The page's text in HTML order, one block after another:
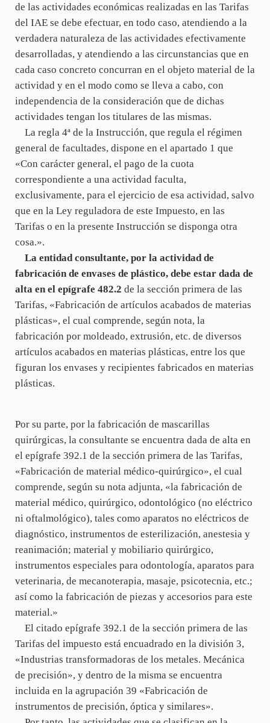
de las actividades económicas realizadas en las Tarifas
del IAE se debe efectuar, en todo caso, atendiendo a la
verdadera naturaleza de las actividades efectivamente
desarrolladas, y atendiendo a las circunstancias que en
cada caso concreto concurran en el objeto material de la
actividad y en el modo como se lleva a cabo, con
independencia de la consideración que de dichas
actividades tengan los titulares de las mismas.
La regla 4ª de la Instrucción, que regula el régimen
general de facultades, dispone en el apartado 1 que
«Con carácter general, el pago de la cuota
correspondiente a una actividad faculta,
exclusivamente, para el ejercicio de esa actividad, salvo
que en la Ley reguladora de este Impuesto, en las
Tarifas o en la presente Instrucción se disponga otra
cosa.».
La entidad consultante, por la actividad de
fabricación de envases de plástico, debe estar dada de
alta en el epígrafe 482.2 de la sección primera de las
Tarifas, «Fabricación de artículos acabados de materias
plásticas», el cual comprende, según nota, la
fabricación por moldeado, extrusión, etc. de diversos
artículos acabados en materias plásticas, entre los que
figuran los envases y recipientes fabricados en materias
plásticas.
Por su parte, por la fabricación de mascarillas
quirúrgicas, la consultante se encuentra dada de alta en
el epígrafe 392.1 de la sección primera de las Tarifas,
«Fabricación de material médico-quirúrgico», el cual
comprende, según su nota adjunta, «la fabricación de
material médico, quirúrgico, odontológico (no eléctrico
ni oftalmológico), tales como aparatos no eléctricos de
diagnóstico, instrumentos de esterilización, anestesia y
reanimación; material y mobiliario quirúrgico,
instrumentos especiales para odontología, aparatos para
veterinaria, de mecanoterapia, masaje, psicotecnia, etc.;
así como la fabricación de piezas y accesorios para este
material.»
El citado epígrafe 392.1 de la sección primera de las
Tarifas del impuesto está encuadrado en la división 3,
«Industrias transformadoras de los metales. Mecánica
de precisión», y dentro de la misma se encuentra
incluida en la agrupación 39 «Fabricación de
instrumentos de precisión, óptica y similares».